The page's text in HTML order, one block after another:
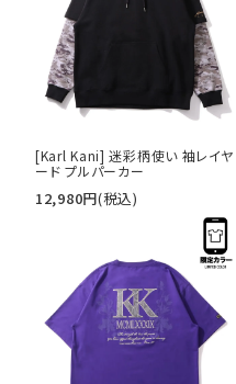
[Karl Kani] 迷彩柄使い 袖レイヤ
ード プルパーカー
12,980円(税込)